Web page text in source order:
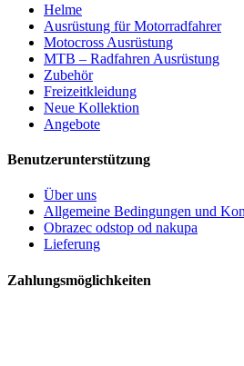
Helme
Ausrüstung für Motorradfahrer
Motocross Ausrüstung
MTB – Radfahren Ausrüstung
Zubehör
Freizeitkleidung
Neue Kollektion
Angebote
Benutzerunterstützung
Über uns
Allgemeine Bedingungen und
Obrazec odstop od nakupa
Lieferung
Zahlungsmöglichkeiten